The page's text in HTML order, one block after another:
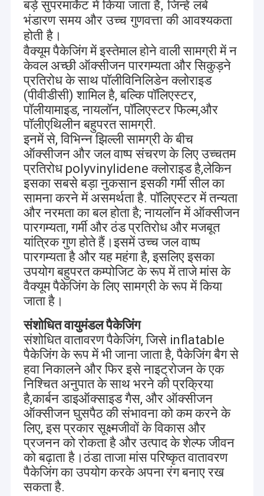
घर
उत्पाद
हमारे बारे में
फ़ैक्टरी दौरा
गुणवत्ता नियंत्रण
हमसे संपर्क करें
समाचार
मामलों
बोली मांगें
कॉफी पैकेजिंग बैग
स्नैक पैकेजिंग बैग
बड़े सुपरमार्केट में किया जाता है, जिन्हें लंबे
भंडारण समय और उच्च गुणवत्ता की आवश्यकता
होती है।
वैक्यूम पैकेजिंग में इस्तेमाल होने वाली सामग्री में न
केवल अच्छी ऑक्सीजन पारगम्यता और सिकुड़ने
प्रतिरोध के साथ पॉलीविनिलिडेन क्लोराइड
(पीवीडीसी) शामिल है, बल्कि पॉलिएस्टर,
पॉलीयामाइड, नायलॉन, पॉलिएस्टर फिल्म,और
पॉलीएथिलीन बहुपरत सामग्री.
इनमें से, विभिन्न झिल्ली सामग्री के बीच
ऑक्सीजन और जल वाष्प संचरण के लिए उच्चतम
प्रतिरोध polyvinylidene क्लोराइड है,लेकिन
इसका सबसे बड़ा नुकसान इसकी गर्मी सील का
सामना करने में असमर्थता है. पॉलिएस्टर में तन्यता
और नरमता का बल होता है; नायलॉन में ऑक्सीजन
पारगम्यता, गर्मी और ठंड प्रतिरोध और मजबूत
यांत्रिक गुण होते हैं।इसमें उच्च जल वाष्प
पारगम्यता है और यह महंगा है, इसलिए इसका
उपयोग बहुपरत कम्पोजिट के रूप में ताजे मांस के
वैक्यूम पैकेजिंग के लिए सामग्री के रूप में किया
जाता है।
संशोधित वायुमंडल पैकेजिंग
संशोधित वातावरण पैकेजिंग, जिसे inflatable
पैकेजिंग के रूप में भी जाना जाता है, पैकेजिंग बैग से
हवा निकालने और फिर इसे नाइट्रोजन के एक
निश्चित अनुपात के साथ भरने की प्रक्रिया
है,कार्बन डाइऑक्साइड गैस, और ऑक्सीजन
ऑक्सीजन घुसपैठ की संभावना को कम करने के
लिए, इस प्रकार सूक्ष्मजीवों के विकास और
प्रजनन को रोकता है और उत्पाद के शेल्फ जीवन
को बढ़ाता है।ठंडा ताजा मांस परिष्कृत वातावरण
पैकेजिंग का उपयोग करके अपना रंग बनाए रख
सकता है.
गुआंग्डोंग Changxing मुद्रण सेवा कं, लिमिटेड 1992 में स्थापित
किया गया था।शांतौ में चाओशान राजमार्ग में स्थित है, लगभग
10000 वर्ग मीटर को कवर करता है, भौगोलिक स्थान उत्कृष्ट और
सुविधाजनक है। यह एक आधुनिक मुद्रण उद्यम है जो विकास के साथ
एकीकृत है,उत्पादन और निर्माण. Wयूरोप,अमेरिका सहित विश्व बाजार
के लिए उच्च गुणवत्ता वाले लेमिनेटिंग बैग, फिल्म्स और विभिन्न
संरचनाओं के लेबल के उत्पादन पर 30 से अधिक वर्षों का
हमारी कंपनी ने पेशेवर टीम सेवा और उत्कृष्ट डिजाइन अवधारणाओं
के माध्यम से कई बार फॉर्च्यून 500 कंपनियों के साथ सहयोग संबंध
स्थापित किए हैं।हमारे उत्पाद बी आर सी ग्लोबल पैकेजिंग मानक
प्रमाणन के साथ, एफडीए और क्वालिटी सेफ खाद्य संपर्क के लिए
प्रमाणित और हमें ट्रेडमार्क प्रिंटिंग पर सरकार से लाइसेंस मिला
चंगसिंग का सिद्धांत आपको सस्ती पैकेजिंग समाधान, प्रतिस्पर्धी
कीमतें, लगातार और समय पर डिलीवरी करने की क्षमता प्रदान
करना है। विशेष रूप से कॉफी के लिए; चावल;आटा और टोरिल्ला